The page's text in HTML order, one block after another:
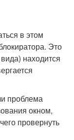
в этом
Это
находится
проблема
окном,
провернуть